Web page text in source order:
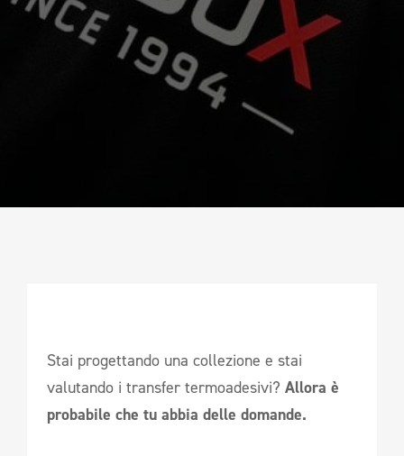
NEWSLETTER
Stai progettando una collezione e stai
valutando i transfer termoadesivi? Allora è
probabile che tu abbia delle domande.